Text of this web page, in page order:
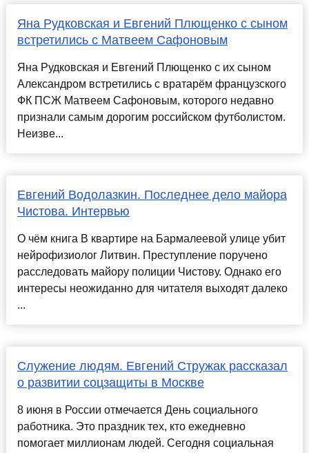
Яна Рудковская и Евгений Плющенко с сыном
встретились с Матвеем Сафоновым
Яна Рудковская и Евгений Плющенко с их сыном
Александром встретились с вратарём французского
ФК ПСЖ Матвеем Сафоновым, которого недавно
признали самым дорогим российском футболистом.
Неизве...
Евгений Водолазкин. Последнее дело майора
Чистова. Интервью
О чём книга В квартире на Бармалеевой улице убит
нейрофизиолог Литвин. Преступление поручено
расследовать майору полиции Чистову. Однако его
интересы неожиданно для читателя выходят далеко
...
Служение людям. Евгений Стружак рассказал
о развитии соцзащиты в Москве
8 июня в России отмечается День социального
работника. Это праздник тех, кто ежедневно
помогает миллионам людей. Сегодня социальная